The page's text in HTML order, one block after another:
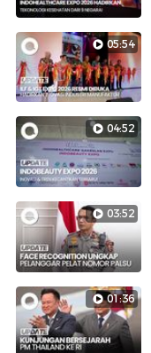
05:54
04:52
03:52
01:36